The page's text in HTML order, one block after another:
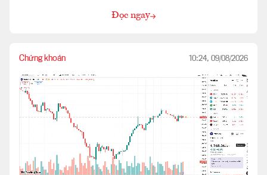
Đọc ngay
Chứng khoán 10:24, 09/08/2026